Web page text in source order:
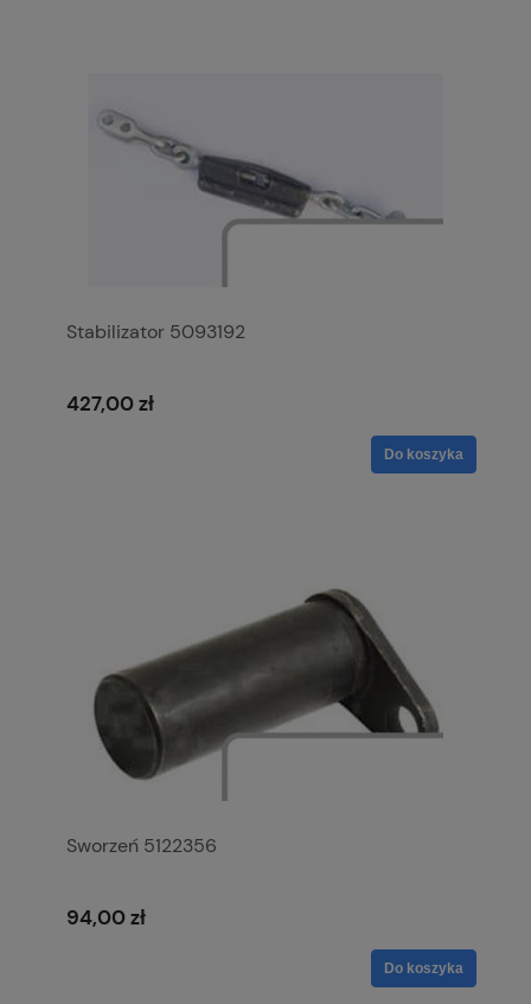
Stabilizator 5093192
427,00 zł
Do koszyka
Sworzeń 5122356
94,00 zł
Do koszyka